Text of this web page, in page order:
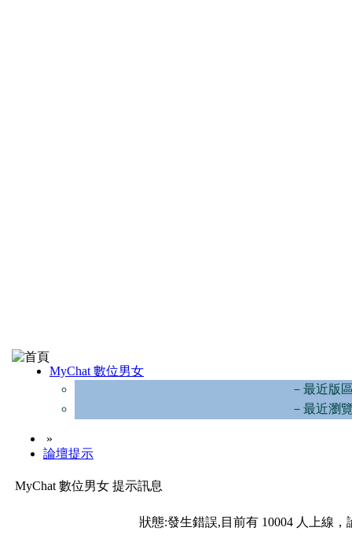
MyChat 數位男女
－最近版
－最近瀏
»
論壇提示
MyChat 數位男女 提示訊息
狀態:發生錯誤,目前有 10004 人上線